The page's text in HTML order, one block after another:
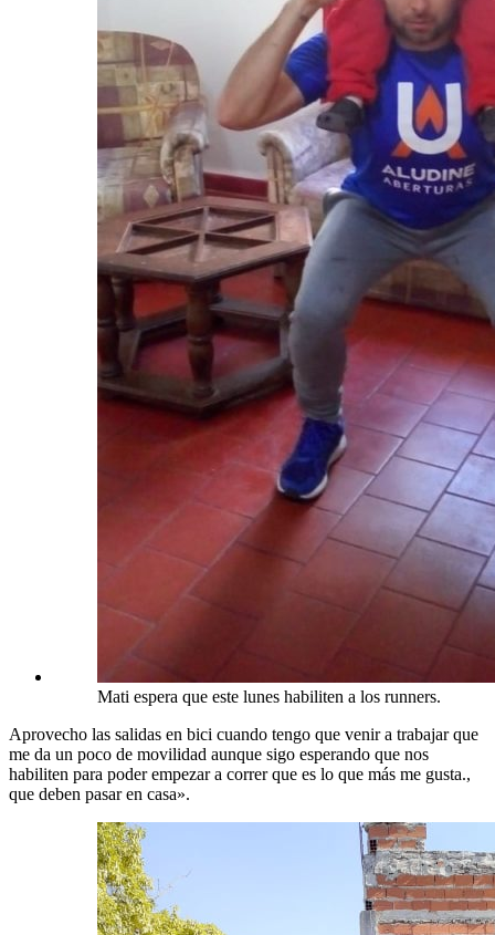
Mati espera que este lunes habiliten a los runners.
Aprovecho las salidas en bici cuando tengo que venir a trabajar que
me da un poco de movilidad aunque sigo esperando que nos
habiliten para poder empezar a correr que es lo que más me gusta.,
que deben pasar en casa».